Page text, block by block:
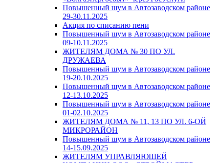
Повышенный шум в Автозаводском районе
29-30.11.2025
Акция по списанию пени
Повышенный шум в Автозаводском районе
09-10.11.2025
ЖИТЕЛЯМ ДОМА № 30 ПО УЛ.
ДРУЖАЕВА
Повышенный шум в Автозаводском районе
19-20.10.2025
Повышенный шум в Автозаводском районе
12-13.10.2025
Повышенный шум в Автозаводском районе
01-02.10.2025
ЖИТЕЛЯМ ДОМА № 11, 13 ПО УЛ. 6-ОЙ
МИКРОРАЙОН
Повышенный шум в Автозаводском районе
14-15.09.2025
ЖИТЕЛЯМ УПРАВЛЯЮЩЕЙ